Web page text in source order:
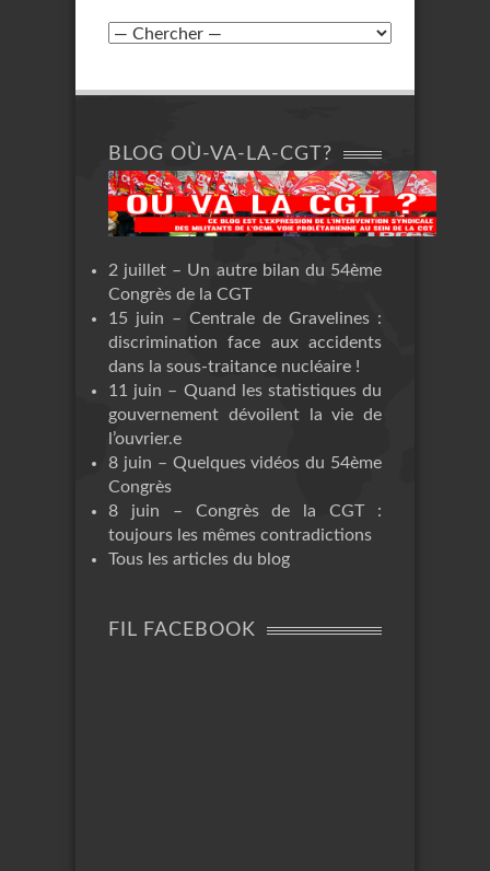
BLOG OÙ-VA-LA-CGT?
2 juillet – Un autre bilan du 54ème
Congrès de la CGT
15 juin – Centrale de Gravelines :
discrimination face aux accidents
dans la sous-traitance nucléaire !
11 juin – Quand les statistiques du
gouvernement dévoilent la vie de
l’ouvrier.e
8 juin – Quelques vidéos du 54ème
Congrès
8 juin – Congrès de la CGT :
toujours les mêmes contradictions
Tous les articles du blog
FIL FACEBOOK